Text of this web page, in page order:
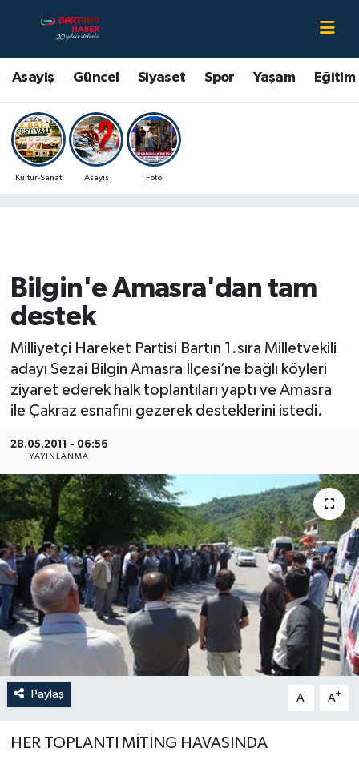
Asayiş Güncel Siyaset Spor Yaşam Eğitim
Kültür-Sanat Asayiş Foto
Bilgin'e Amasra'dan tam
destek
Milliyetçi Hareket Partisi Bartın 1.sıra Milletvekili
adayı Sezai Bilgin Amasra İlçesi’ne bağlı köyleri
ziyaret ederek halk toplantıları yaptı ve Amasra
ile Çakraz esnafını gezerek desteklerini istedi.
28.05.2011 - 06:56
YAYINLANMA
Paylaş A- A+
HER TOPLANTI MİTİNG HAVASINDA
Asayiş
Bartın Hakkında
Çevre
Eğitim
Kültür-Sanat
Magazin
Medya
Sivil Toplum
Siyaset
Spor
Tarım
Turizm
Bartın Nöbetçi Eczaneler
Bartın Hava Durumu
Bartin Namaz Vakitleri
Bartın Trafik Yoğunluk Haritası
Son Dakika Haberleri
Haber Arşivi